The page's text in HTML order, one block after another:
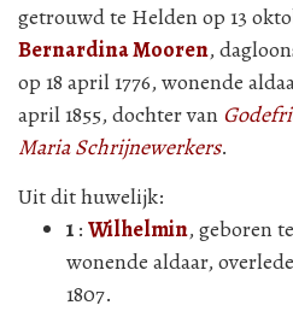
getrouwd te Helden op 13
Bernardina Mooren,
op 18 april 1776, wonende
april 1855, dochter van
Maria Schrijnewerkers.
Uit dit huwelijk:
1 : Wilhelmin, geboren
wonende aldaar,
1807.